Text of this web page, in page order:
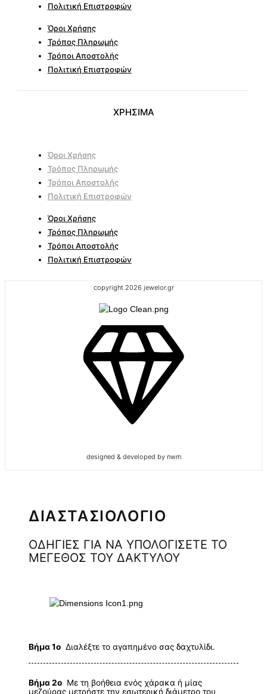
Πολιτική Επιστροφών
Όροι Χρήσης
Τρόπος Πληρωμής
Τρόποι Αποστολής
Πολιτική Επιστροφών
ΧΡΗΣΙΜΑ
Όροι Χρήσης
Τρόπος Πληρωμής
Τρόποι Αποστολής
Πολιτική Επιστροφών
Όροι Χρήσης
Τρόπος Πληρωμής
Τρόποι Αποστολής
Πολιτική Επιστροφών
copyright 2026 jewelor.gr
designed & developed by nwm
ΔΙΑΣΤΑΣΙΟΛΟΓΙΟ
ΟΔΗΓΙΕΣ ΓΙΑ ΝΑ ΥΠΟΛΟΓΙΣΕΤΕ ΤΟ
ΜΕΓΕΘΟΣ ΤΟΥ ΔΑΚΤΥΛΟΥ
Βήμα 1ο Διαλέξτε το αγαπημένο σας δαχτυλίδι.
Βήμα 2ο Με τη βοήθεια ενός χάρακα ή μίας
μεζούρας μετρήστε την εσωτερική διάμετρο του